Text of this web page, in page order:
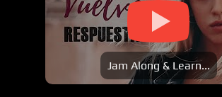
Jam Along & Learn...